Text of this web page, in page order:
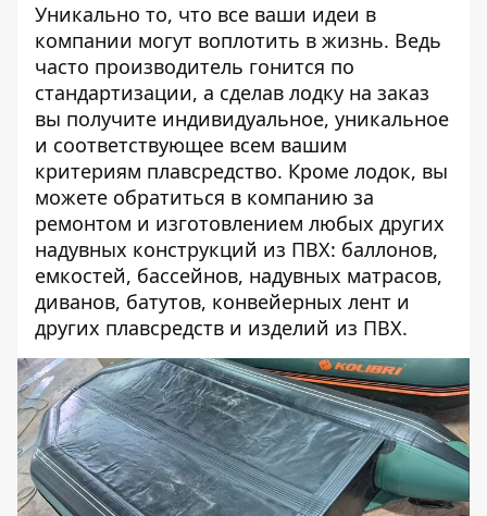
Уникально то, что все ваши идеи в
компании могут воплотить в жизнь. Ведь
часто производитель гонится по
стандартизации, а сделав лодку на заказ
вы получите индивидуальное, уникальное
и соответствующее всем вашим
критериям плавсредство. Кроме лодок, вы
можете обратиться в компанию за
ремонтом и изготовлением любых других
надувных конструкций из ПВХ: баллонов,
емкостей, бассейнов, надувных матрасов,
диванов, батутов, конвейерных лент и
других плавсредств и изделий из ПВХ.